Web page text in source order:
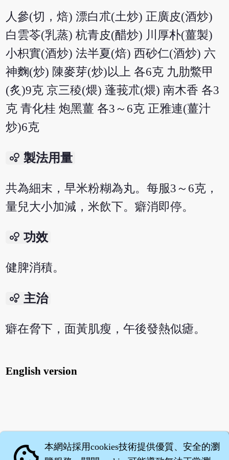
人參(切，焙) 漂白朮(土炒) 正廣皮(酒炒)
白雲苓(乳蒸) 杭青皮(醋炒) 川厚朴(薑製)
小枳實(酒炒) 法半夏(焙) 西砂仁(酒炒) 六
神麴(炒) 陳麥芽(炒)以上 各6克 九肋鱉甲
(炙)9克 京三稜(煨) 蓬莪朮(煨) 南木香 各3
克 青化桂 炮黑薑 各3～6克 正雅連(薑汁
炒)6克
bubble_chart 製法用量
共為細末，早米粉糊為丸。每服3～6克，
量兒大小加減，米飲下。癖消即停。
bubble_chart 功效
健脾消積。
bubble_chart 主治
癖在脅下，面黃肌瘦，午後發熱似瘧。
English version
本網站採用cookies技術提供優質、安全的瀏